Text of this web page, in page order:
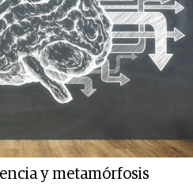
y metamórfosis